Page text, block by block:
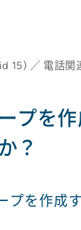
15) ／ 電話関
プを
？
プを作成